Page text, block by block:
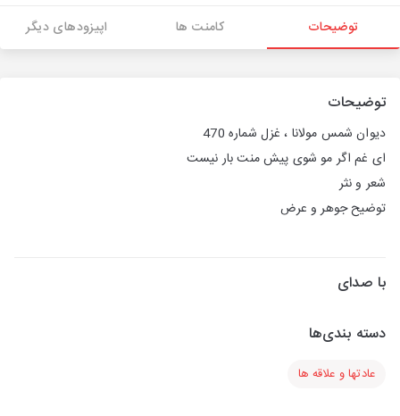
توضیحات کامنت ها اپیزودهای دیگر
توضیحات
دیوان شمس مولانا ، غزل شماره 470
ای غم اگر مو شوی پیش منت بار نیست
شعر و نثر
توضیح جوهر و عرض
با صدای
دسته بندی‌ها
عادتها و علاقه ها